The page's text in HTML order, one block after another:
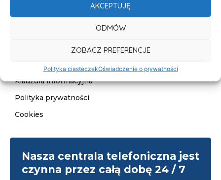
AKCEPTUJĘ
ODMÓW
ZOBACZ PREFERENCJE
Polityka ciasteczekOświadczenie o prywatności
Klauzula informacyjna
Polityka prywatności
Cookies
Nasza centrala telefoniczna jest
czynna przez całą dobę 24 / 7